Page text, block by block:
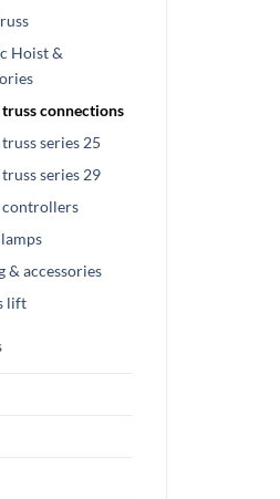
Hoist &
truss connections
series 25
series 29
& accessories
lift